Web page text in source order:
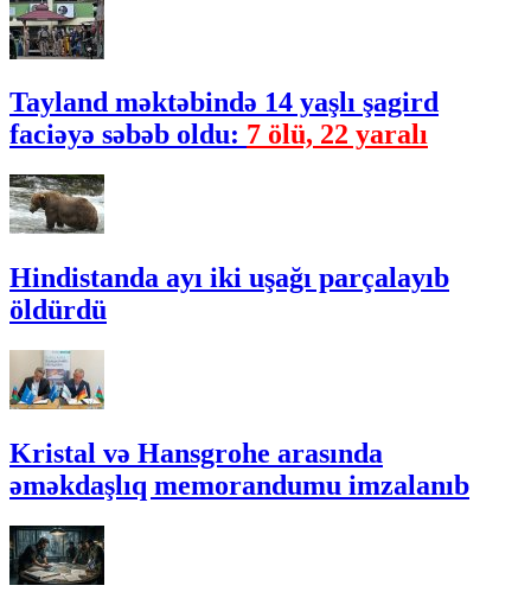
Tayland məktəbində 14 yaşlı şagird
faciəyə səbəb oldu: 7 ölü, 22 yaralı
Hindistanda ayı iki uşağı parçalayıb
öldürdü
Kristal və Hansgrohe arasında
əməkdaşlıq memorandumu imzalanıb